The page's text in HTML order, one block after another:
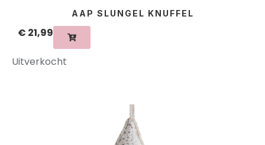
AAP SLUNGEL KNUFFEL
€ 21,99
Uitverkocht